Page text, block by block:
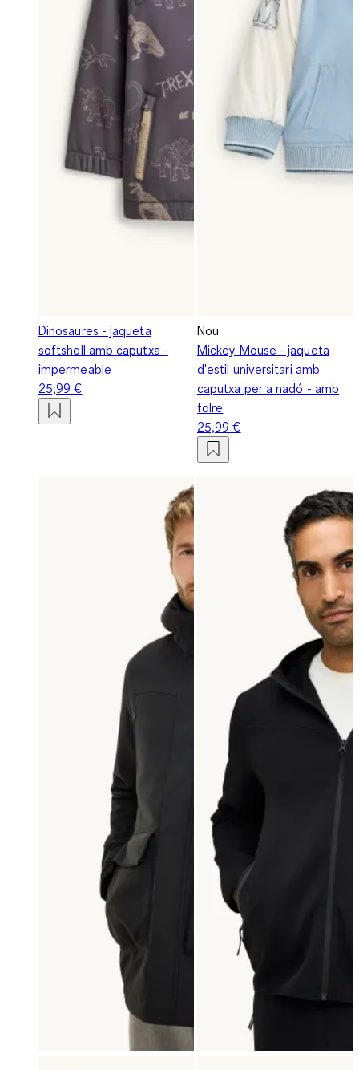
Dinosaures - jaqueta
softshell amb caputxa -
impermeable
25,99 €
Nou
Mickey Mouse - jaqueta
d'estil universitari amb
caputxa per a nadó - amb
folre
25,99 €